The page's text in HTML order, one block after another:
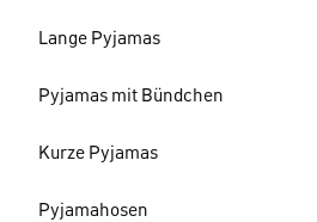
Lange Pyjamas
Pyjamas mit Bündchen
Kurze Pyjamas
Pyjamahosen